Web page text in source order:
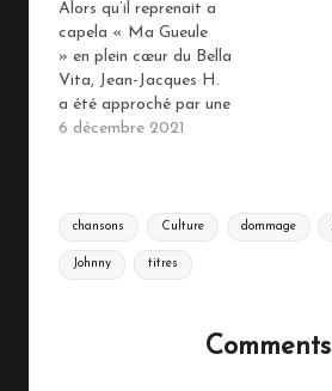
Alors qu’il reprenait a
capela « Ma Gueule
» en plein cœur du Bella
Vita, Jean-Jacques H.
a été approché par une
célèbre maison de
sortir d’ici Noël.
6 décembre 2021
Tags:
chansons Culture dommage
Johnny titres
Comments